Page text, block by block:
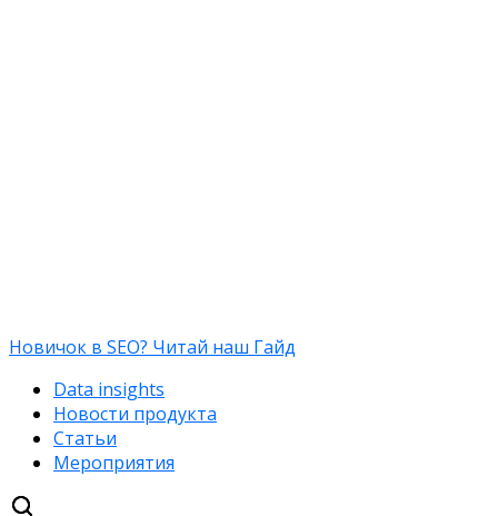
Новичок в SEO? Читай наш Гайд
Data insights
Новости продукта
Статьи
Мероприятия